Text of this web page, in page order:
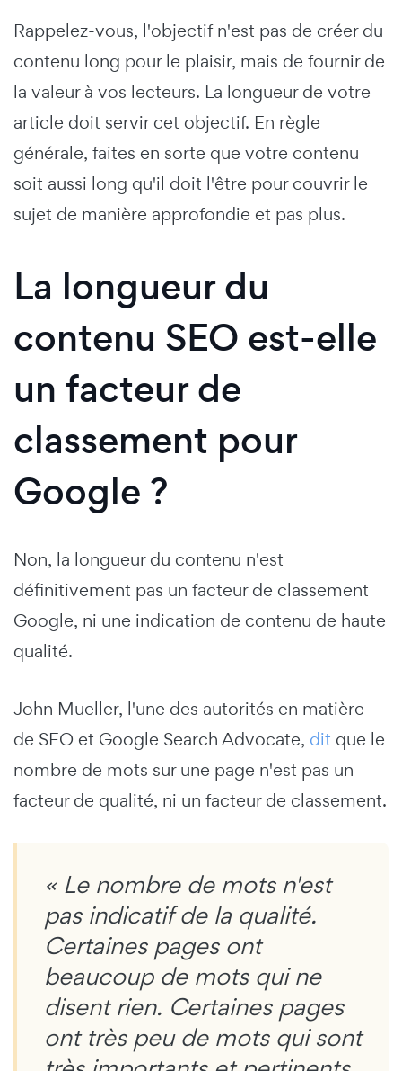
Rappelez-vous, l'objectif n'est pas de créer du
contenu long pour le plaisir, mais de fournir de
la valeur à vos lecteurs. La longueur de votre
article doit servir cet objectif. En règle
générale, faites en sorte que votre contenu
soit aussi long qu'il doit l'être pour couvrir le
sujet de manière approfondie et pas plus.
La longueur du
contenu SEO est-elle
un facteur de
classement pour
Google ?
Non, la longueur du contenu n'est
définitivement pas un facteur de classement
Google, ni une indication de contenu de haute
qualité.
John Mueller, l'une des autorités en matière
de SEO et Google Search Advocate, dit que le
nombre de mots sur une page n'est pas un
facteur de qualité, ni un facteur de classement.
« Le nombre de mots n'est
pas indicatif de la qualité.
Certaines pages ont
beaucoup de mots qui ne
disent rien. Certaines pages
ont très peu de mots qui sont